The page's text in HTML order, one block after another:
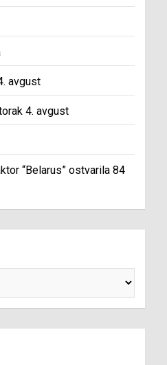
avgust
4. avgust
“Belarus” ostvarila 84